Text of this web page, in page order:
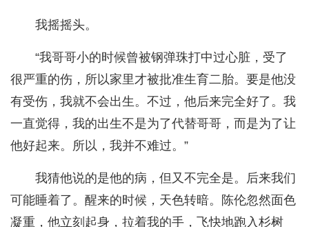
我摇摇头。
“我哥哥小的时候曾被钢弹珠打中过心脏，受了
很严重的伤，所以家里才被批准生育二胎。要是他没
有受伤，我就不会出生。不过，他后来完全好了。我
一直觉得，我的出生不是为了代替哥哥，而是为了让
他好起来。所以，我并不难过。”
我猜他说的是他的病，但又不完全是。后来我们
可能睡着了。醒来的时候，天色转暗。陈伦忽然面色
凝重，他立刻起身，拉着我的手，飞快地跑入杉树